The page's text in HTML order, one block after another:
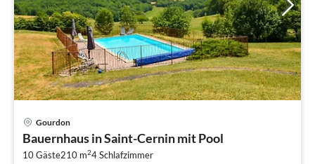
Gourdon
Bauernhaus in Saint-Cernin mit Pool
10 Gäste210 m24Schlafzimmer